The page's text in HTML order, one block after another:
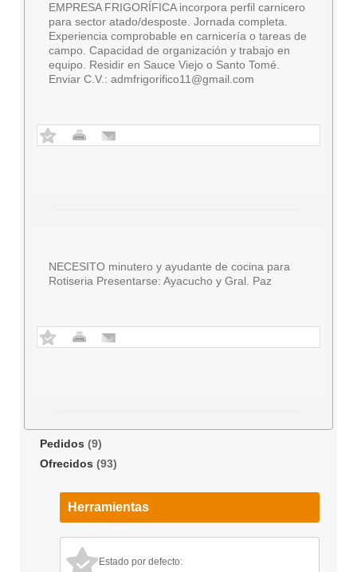
EMPRESA FRIGORÍFICA incorpora perfil carnicero
para sector atado/desposte. Jornada completa.
Experiencia comprobable en carnicería o tareas de
campo. Capacidad de organización y trabajo en
equipo. Residir en Sauce Viejo o Santo Tomé.
Enviar C.V.: admfrigorifico11@gmail.com
NECESITO minutero y ayudante de cocina para
Rotiseria Presentarse: Ayacucho y Gral. Paz
Pedidos (9)
Ofrecidos (93)
Herramientas
Estado por defecto: